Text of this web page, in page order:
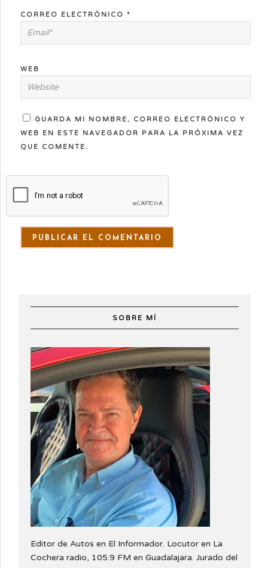
CORREO ELECTRÓNICO *
WEB
GUARDA MI NOMBRE, CORREO ELECTRÓNICO Y
WEB EN ESTE NAVEGADOR PARA LA PRÓXIMA VEZ
QUE COMENTE.
SOBRE MÍ
Editor de Autos en El Informador. Locutor en La
Cochera radio, 105.9 FM en Guadalajara. Jurado del